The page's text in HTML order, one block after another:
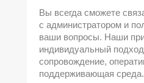
Вы всегда сможете
с администратором и
ваши вопросы. Наши
индивидуальный
сопровождение,
поддерживающая среда.